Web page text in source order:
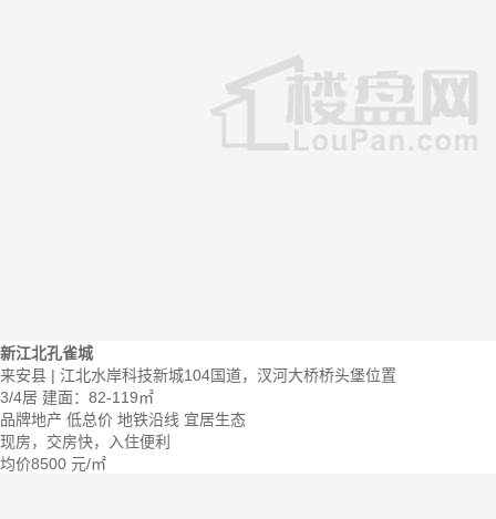
新江北孔雀城
来安县 | 江北水岸科技新城104国道，汊河大桥桥头堡位置
3/4居 建面：82-119㎡
品牌地产 低总价 地铁沿线 宜居生态
现房，交房快，入住便利
均价8500 元/㎡